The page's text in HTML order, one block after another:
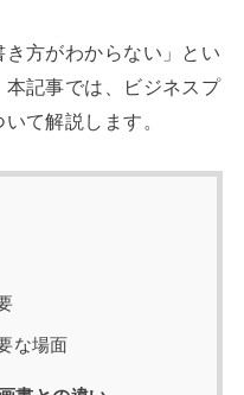
方がわからない」とい
記事では、ビジネスプ
て解説します。
な場面